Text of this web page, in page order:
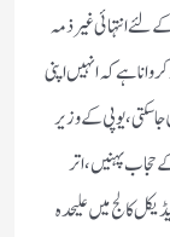
انتہائی غیر ذمہ
ہے کہ انہیں اپنی
سکتی،یو پی کے وزیر
حجاب پہنیں،اتر
کالج میں علیحدہ